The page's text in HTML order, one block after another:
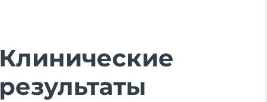
Клинические
результаты